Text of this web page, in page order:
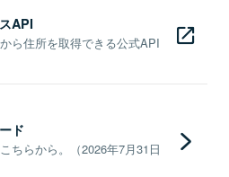
API
ら住所を取得できる公式API
ド
ちらから。（2026年7月31日